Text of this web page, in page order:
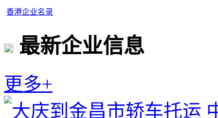
香港企业名录
最新企业信息
更多+